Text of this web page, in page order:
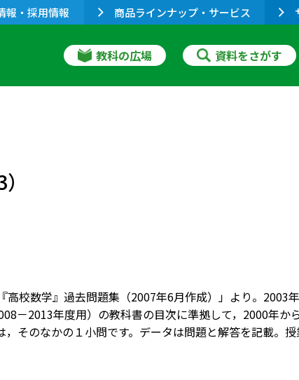
報・採用情報 商品ラインナップ・サービス
教科の広場 資料をさがす
高校数学』過去問題集（2007年6月作成）」より。
－2013年度用）の教科書の目次に準拠して，2000年
，そのなかの１小問です。データは問題と解答を記載。